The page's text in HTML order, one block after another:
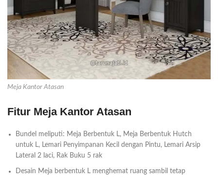
Meja Kantor Atasan
Fitur Meja Kantor Atasan
Bundel meliputi: Meja Berbentuk L, Meja Berbentuk Hutch
untuk L, Lemari Penyimpanan Kecil dengan Pintu, Lemari Arsip
Lateral 2 laci, Rak Buku 5 rak
Desain Meja berbentuk L menghemat ruang sambil tetap